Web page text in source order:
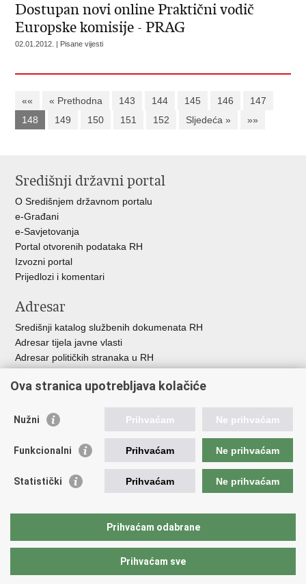
Dostupan novi online Praktični vodič
Europske komisije - PRAG
02.01.2012. | Pisane vijesti
«« « Prethodna 143 144 145 146
147
148
149 150 151 152 Sljedeća » »»
Središnji državni portal
O Središnjem državnom portalu
e-Građani
e-Savjetovanja
Portal otvorenih podataka RH
Izvozni portal
Prijedlozi i komentari
Adresar
Središnji katalog službenih dokumenata RH
Adresar tijela javne vlasti
Adresar političkih stranaka u RH
Besplatni telefoni javne uprave
Važne poveznice
Vlada Republike Hrvatske
Registar neprofitnih organizacija
Nacionalna zaklada za razvoj civilnoga društva
Ova stranica upotrebljava kolačiće
Nužni Prihvaćam Ne prihvaćam
Funkcionalni Prihvaćam Ne prihvaćam
Statistički Prihvaćam Ne prihvaćam
Prihvaćam odabrane
Prihvaćam sve